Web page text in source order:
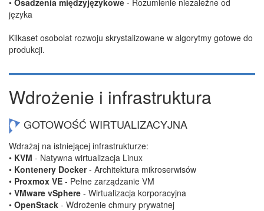
języka
Kilkaset osobolat rozwoju skrystalizowane w algorytmy gotowe do
produkcji.
Wdrożenie i infrastruktura
GOTOWOŚĆ WIRTUALIZACYJNA
Wdrażaj na istniejącej infrastrukturze:
• KVM - Natywna wirtualizacja Linux
• Kontenery Docker- Architektura mikroserwisów
• Proxmox VE - Pełne zarządzanie VM
• VMware vSphere - Wirtualizacja korporacyjna
• OpenStack - Wdrożenie chmury prywatnej